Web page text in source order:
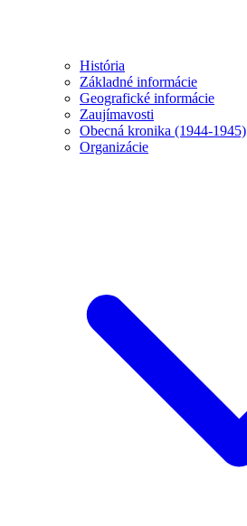
História
Základné informácie
Geografické informácie
Zaujímavosti
Obecná kronika (1944-1945)
Organizácie